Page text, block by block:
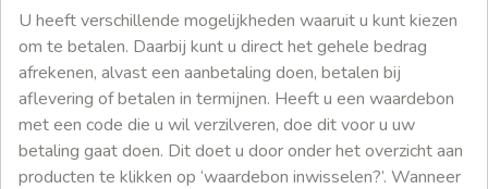
U heeft verschillende mogelijkheden waaruit u kunt kiezen
om te betalen. Daarbij kunt u direct het gehele bedrag
afrekenen, alvast een aanbetaling doen, betalen bij
aflevering of betalen in termijnen. Heeft u een waardebon
met een code die u wil verzilveren, doe dit voor u uw
betaling gaat doen. Dit doet u door onder het overzicht aan
producten te klikken op ‘waardebon inwisselen?’. Wanneer